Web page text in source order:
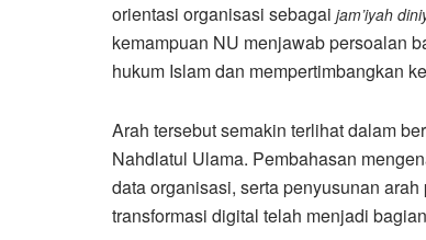
orientasi organisasi sebagai jam’iyah
kemampuan NU menjawab persoalan
hukum Islam dan mempertimbangkan
Arah tersebut semakin terlihat dalam
Nahdlatul Ulama. Pembahasan
data organisasi, serta penyusunan
transformasi digital telah menjadi